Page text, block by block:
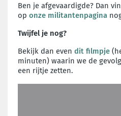
Ben je afgevaardigde? Dan
op onze militantenpagina
Twijfel je nog?
Bekijk dan even dit filmpje
minuten) waarin we de
een rijtje zetten.